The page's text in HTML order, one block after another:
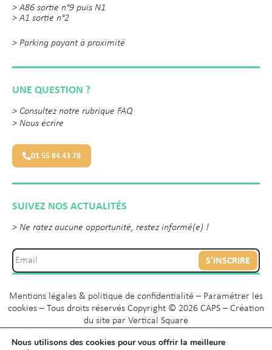
> A86 sortie n°9 puis N1
> A1 sortie n°2
> Parking payant à proximité
UNE QUESTION ?
> Consultez notre rubrique FAQ
> Nous écrire
01 55 84 43 78
SUIVEZ NOS ACTUALITÉS
> Ne ratez aucune opportunité, restez informé(e) !
S'INSCRIRE
Mentions légales & politique de confidentialité – Paramétrer les
cookies – Tous droits réservés Copyright © 2026 CAPS – Création
du site par Vertical Square
Nous utilisons des cookies pour vous offrir la meilleure